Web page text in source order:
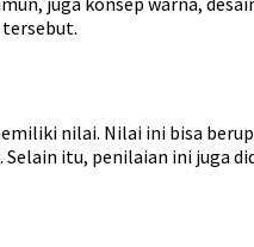
nilai. Nilai ini bisa
itu, penilaian ini juga